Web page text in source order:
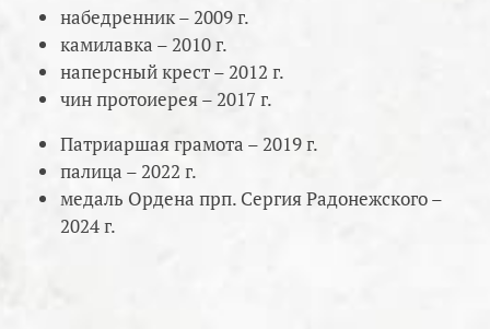
набедренник – 2009 г.
камилавка – 2010 г.
наперсный крест – 2012 г.
чин протоиерея – 2017 г.
Патриаршая грамота – 2019 г.
палица – 2022 г.
медаль Ордена прп. Сергия Радонежского –
2024 г.